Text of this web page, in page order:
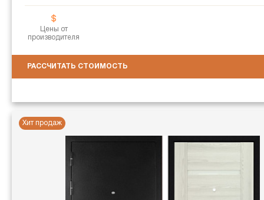
Цены от
производителя
РАССЧИТАТЬ СТОИМОСТЬ
Хит продаж